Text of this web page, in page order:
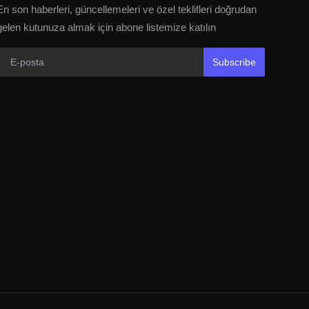
son haberleri, güncellemeleri ve özel teklifleri doğrudan
kutunuza almak için abone listemize katılın
Subscribe